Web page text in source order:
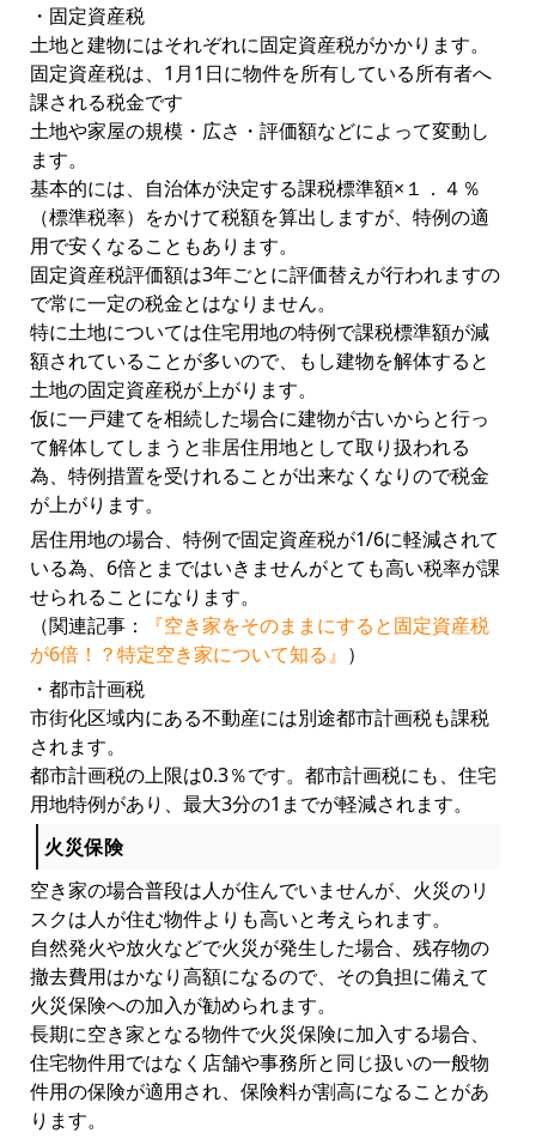
・固定資産税
土地と建物にはそれぞれに固定資産税がかかります。
固定資産税は、1月1日に物件を所有している所有者へ
課される税金です
土地や家屋の規模・広さ・評価額などによって変動し
ます。
基本的には、自治体が決定する課税標準額×１．４％
（標準税率）をかけて税額を算出しますが、特例の適
用で安くなることもあります。
固定資産税評価額は3年ごとに評価替えが行われますの
で常に一定の税金とはなりません。
特に土地については住宅用地の特例で課税標準額が減
額されていることが多いので、もし建物を解体すると
土地の固定資産税が上がります。
仮に一戸建てを相続した場合に建物が古いからと行っ
て解体してしまうと非居住用地として取り扱われる
為、特例措置を受けれることが出来なくなりので税金
が上がります。
居住用地の場合、特例で固定資産税が1/6に軽減されて
いる為、6倍とまではいきませんがとても高い税率が課
せられることになります。
（関連記事：
『空き家をそのままにすると固定資産税
が6倍！？特定空き家について知る』 ）
・都市計画税
市街化区域内にある不動産には別途都市計画税も課税
されます。
都市計画税の上限は0.3％です。都市計画税にも、住宅
用地特例があり、最大3分の1までが軽減されます。
火災保険
空き家の場合普段は人が住んでいませんが、火災のリ
スクは人が住む物件よりも高いと考えられます。
自然発火や放火などで火災が発生した場合、残存物の
撤去費用はかなり高額になるので、その負担に備えて
火災保険への加入が勧められます。
長期に空き家となる物件で火災保険に加入する場合、
住宅物件用ではなく店舗や事務所と同じ扱いの一般物
件用の保険が適用され、保険料が割高になることがあ
ります。